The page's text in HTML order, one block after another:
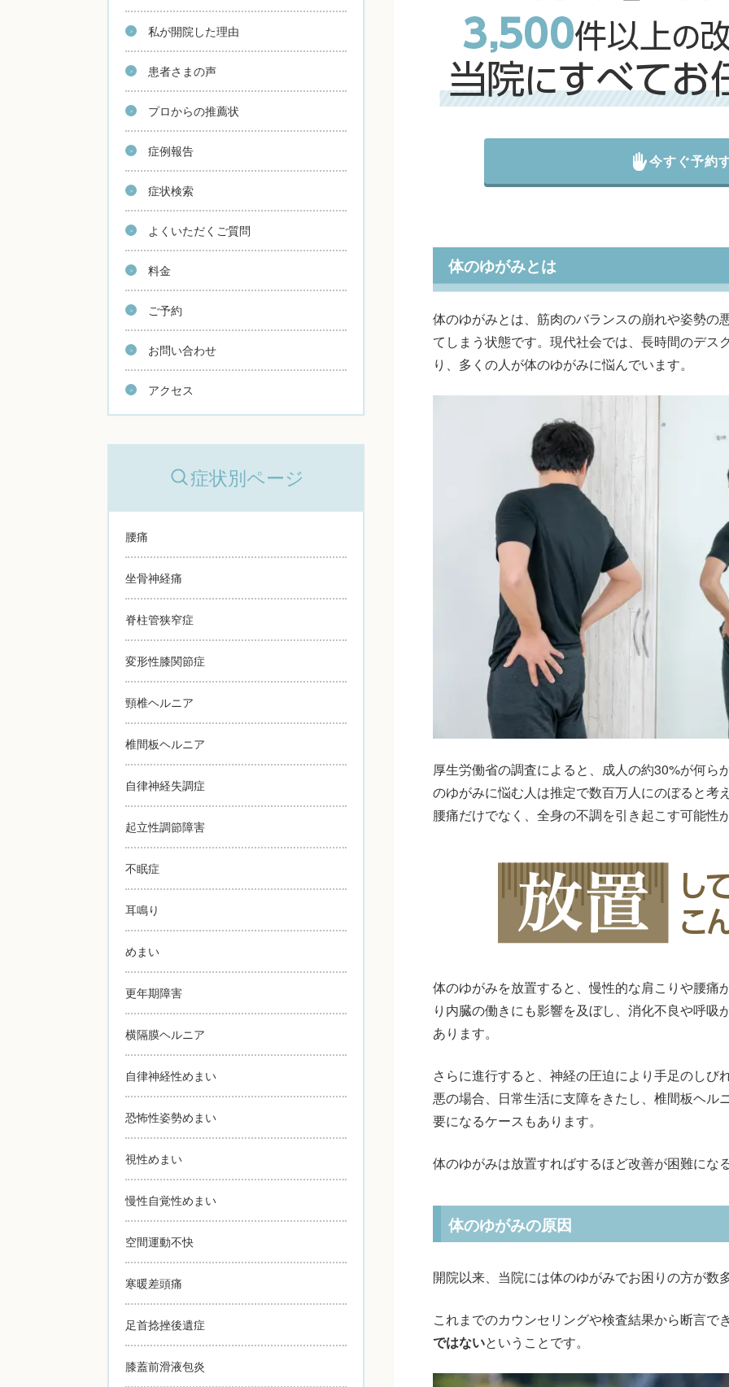
今すぐ予約
体のゆがみとは
体のゆがみとは、筋肉のバランスの崩れや姿勢の
てしまう状態です。現代社会では、長時間のデス
り、多くの人が体のゆがみに悩んでいます。
厚生労働省の調査によると、成人の約30%が何ら
のゆがみに悩む人は推定で数百万人にのぼると考
腰痛だけでなく、全身の不調を引き起こす可能性
体のゆがみを放置すると、慢性的な肩こりや腰痛
り内臓の働きにも影響を及ぼし、消化不良や呼吸
あります。
さらに進行すると、神経の圧迫により手足のしび
悪の場合、日常生活に支障をきたし、椎間板ヘル
要になるケースもあります。
体のゆがみは放置すればするほど改善が困難にな
体のゆがみの原因
開院以来、当院には体のゆがみでお困りの方が数
これまでのカウンセリングや検査結果から断言で
ではないということです。
私が開院した理由
患者さまの声
プロからの推薦状
症例報告
症状検索
よくいただくご質問
料金
ご予約
お問い合わせ
アクセス
症状別ページ
腰痛
坐骨神経痛
脊柱管狭窄症
変形性膝関節症
頸椎ヘルニア
椎間板ヘルニア
自律神経失調症
起立性調節障害
不眠症
耳鳴り
めまい
更年期障害
横隔膜ヘルニア
自律神経性めまい
恐怖性姿勢めまい
視性めまい
慢性自覚性めまい
空間運動不快
寒暖差頭痛
足首捻挫後遺症
膝蓋前滑液包炎